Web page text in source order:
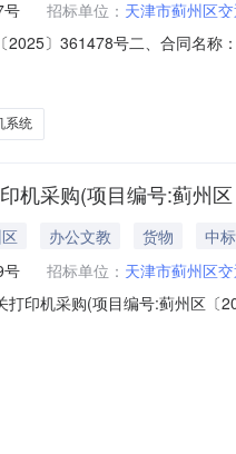
号 招标单位： 天津市蓟州区
2025〕361478号二、合同名称
式：022-23353146六、合同
系统
机采购(项目编号:蓟州
办公文教 货物
中
号 招标单位： 天津市蓟州区
打印机采购(项目编号:蓟州区
交通局机关地址：蓟州区人民